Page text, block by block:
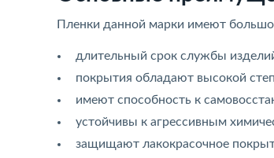
Пленки данной марки имеют
длительный срок службы
покрытия обладают высокой
имеют способность к
устойчивы к агрессивным
защищают лакокрасочное